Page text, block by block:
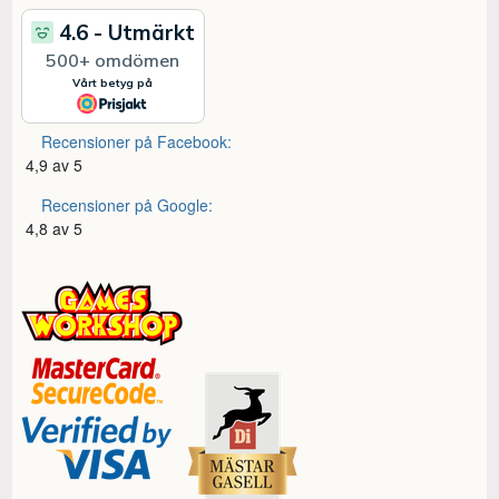
Recensioner på Facebook:
4,9 av 5
Recensioner på Google:
4,8 av 5